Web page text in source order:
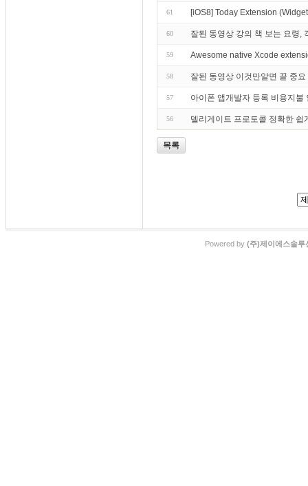
61 [iOS8] Today Extension
60 잘된 동영상 강의 책 보는 요령,
59 Awesome native Xcode
58 잘된 동영상 이것만알면 끝 중
57 아이폰 앱개발자 등록 비용지불
56 델리게이트 프로토콜 정확한
목록
Powered by (주)제이에스솔루